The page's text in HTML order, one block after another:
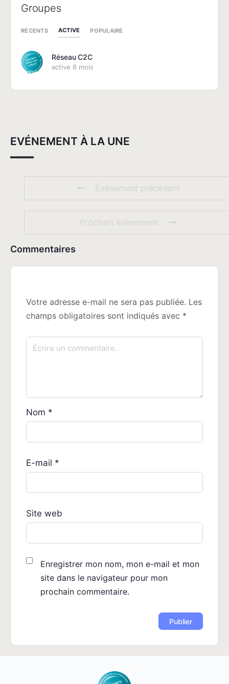
Groupes
RÉCENTS ACTIVE POPULAIRE
Réseau C2C
active 8 mois
EVÉNEMENT À LA UNE
Évènement précédant
Prochain évènement
Commentaires
Votre adresse e-mail ne sera pas publiée. Les
champs obligatoires sont indiqués avec *
Nom *
E-mail *
Site web
Enregistrer mon nom, mon e-mail et mon
site dans le navigateur pour mon
prochain commentaire.